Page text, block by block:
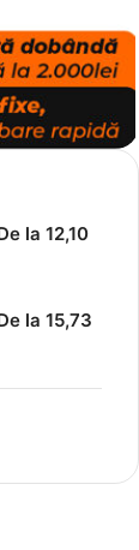
la 12,10
la 15,73